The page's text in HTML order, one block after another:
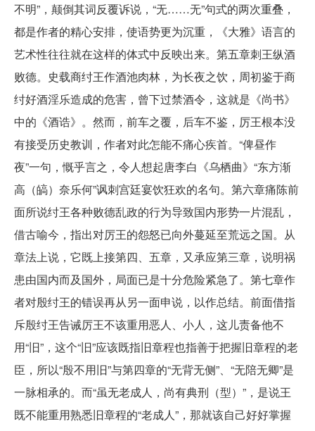
不明”，颠倒其词反覆诉说，“无……无”句式的两次重叠，
都是作者的精心安排，使语势更为沉重，《大雅》语言的
艺术性往往就在这样的体式中反映出来。第五章刺王纵酒
败德。史载商纣王作酒池肉林，为长夜之饮，周初鉴于商
纣好酒淫乐造成的危害，曾下过禁酒令，这就是《尚书》
中的《酒诰》。然而，前车之覆，后车不鉴，厉王根本没
有接受历史教训，作者对此怎能不痛心疾首。“俾昼作
夜”一句，慨乎言之，令人想起唐李白《乌栖曲》“东方渐
高（皜）奈乐何”讽刺宫廷宴饮狂欢的名句。第六章痛陈前
面所说纣王各种败德乱政的行为导致国内形势一片混乱，
借古喻今，指出对厉王的怨怒已向外蔓延至荒远之国。从
章法上说，它既上接第四、五章，又承应第三章，说明祸
患由国内而及国外，局面已是十分危险紧急了。第七章作
者对殷纣王的错误再从另一面申说，以作总结。前面借指
斥殷纣王告诫厉王不该重用恶人、小人，这儿责备他不
用“旧”，这个“旧”应该既指旧章程也指善于把握旧章程的老
臣，所以“殷不用旧”与第四章的“无背无侧”、“无陪无卿”是
一脉相承的。而“虽无老成人，尚有典刑（型）”，是说王
既不能重用熟悉旧章程的“老成人”，那就该自己好好掌握